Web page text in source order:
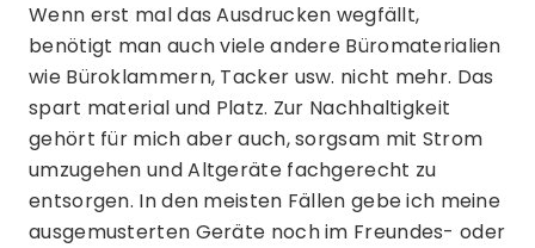
Wenn erst mal das Ausdrucken wegfällt,
benötigt man auch viele andere Büromaterialien
wie Büroklammern, Tacker usw. nicht mehr. Das
spart material und Platz. Zur Nachhaltigkeit
gehört für mich aber auch, sorgsam mit Strom
umzugehen und Altgeräte fachgerecht zu
entsorgen. In den meisten Fällen gebe ich meine
ausgemusterten Geräte noch im Freundes- oder